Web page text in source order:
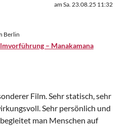
am Sa. 23.08.25 11:32
Berlin
– Manakamana
Film. Sehr statisch, sehr
Sehr persönlich und
man Menschen auf